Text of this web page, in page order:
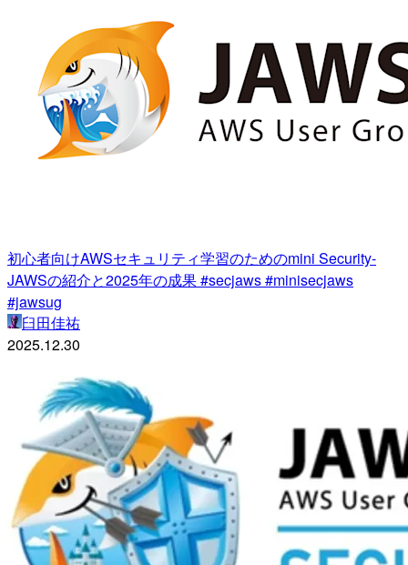
初心者向けAWSセキュリティ学習のためのmini Security-
JAWSの紹介と2025年の成果 #secjaws #minisecjaws
#jawsug
臼田佳祐
2025.12.30